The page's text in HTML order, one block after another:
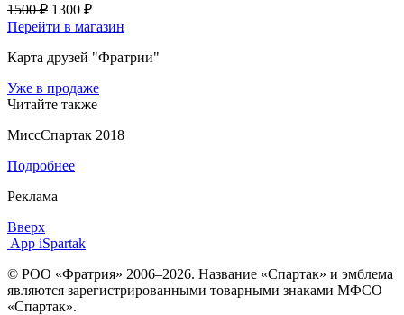
1500 ₽ 1300 ₽
Перейти в магазин
Карта друзей "Фратрии"
Уже в продаже
Читайте также
МиссСпартак 2018
Подробнее
Реклама
Вверх
App iSpartak
© РОО «Фратрия» 2006–2026. Название «Спартак» и эмблема
являются зарегистрированными товарными знаками МФСО
«Спартак».